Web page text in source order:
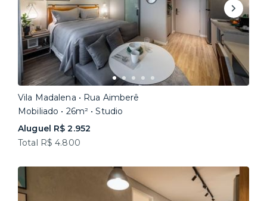
Vila Madalena • Rua Aimberê
Mobiliado • 26m² • Studio
Aluguel R$ 2.952
Total R$ 4.800